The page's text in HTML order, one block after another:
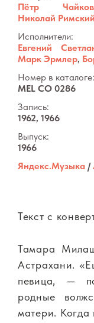
Пётр
Николай
Исполнители:
Евгений
Марк Эрмлер,
Номер в каталоге:
MEL CO 0286
Запись:
1962, 1966
Выпуск:
1966
Яндекс.Музыка /
Текст с
Тамара
Астрахани.
певица, —
родные
матери. Когда